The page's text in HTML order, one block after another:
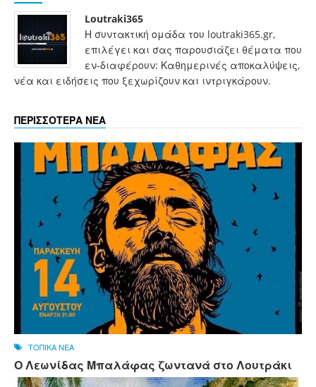
Loutraki365
Η συντακτική ομάδα του loutraki365.gr,
επιλέγει και σας παρουσιάζει θέματα που
εν-διαφέρουν: Καθημερινές αποκαλύψεις,
νέα και ειδήσεις που ξεχωρίζουν και ιντριγκάρουν.
ΠΕΡΙΣΣΟΤΕΡΑ ΝΕΑ
ΤΟΠΙΚΑ ΝΕΑ
Ο Λεωνίδας Μπαλάφας ζωντανά στο Λουτράκι